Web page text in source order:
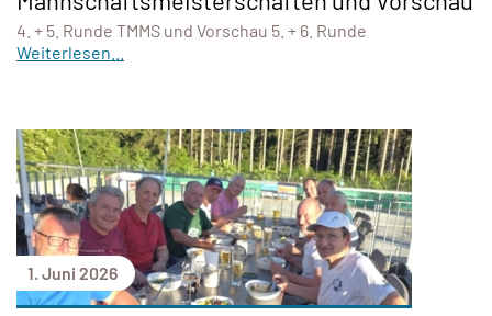
4. + 5. Runde TMMS und Vorschau 5. + 6. Runde
Weiterlesen...
1. Juni 2026